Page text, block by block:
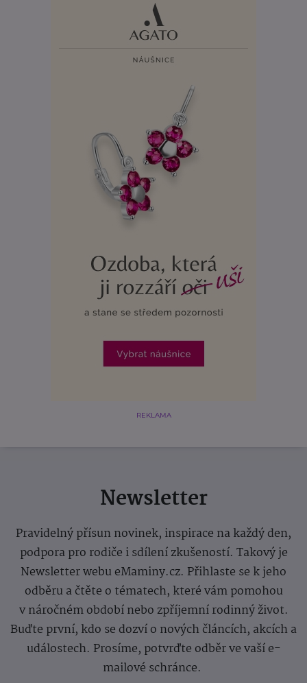
REKLAMA
Newsletter
Pravidelný přísun novinek, inspirace na každý den,
podpora pro rodiče i sdílení zkušeností. Takový je
Newsletter webu eMaminy.cz. Přihlaste se k jeho
odběru a čtěte o tématech, které vám pomohou
v náročném období nebo zpříjemní rodinný život.
Buďte první, kdo se dozví o nových článcích, akcích a
událostech. Prosíme, potvrďte odběr ve vaší e-
mailové schránce.